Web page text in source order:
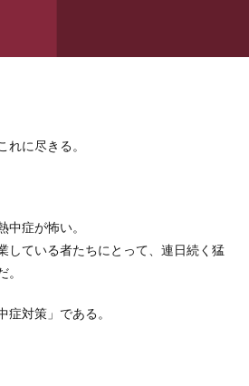
に尽きる。
中症が怖い。
している者たちにとって、連日続く猛
症対策」である。